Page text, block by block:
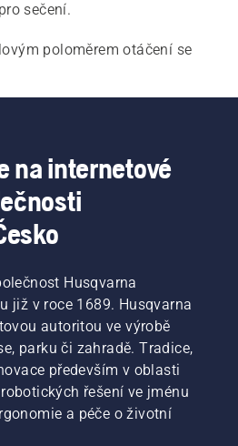
pro sečení.
poloměrem otáčení se
jednotlivých kol přesně
produktivitu při práci.
na internetové
Husqvarna
již v roce 1689. Husqvarna
autoritou ve výrobě
parku či zahradě. Tradice,
především v oblasti
řešení ve jménu
a péče o životní